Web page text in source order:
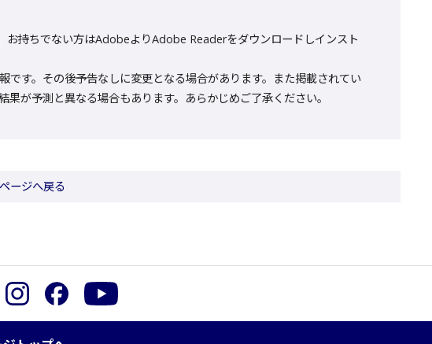
持ちでない方はAdobeよりAdobe Readerをダウンロードしインスト
す。その後予告なしに変更となる場合があります。また掲載されてい
が予測と異なる場合もあります。あらかじめご了承ください。
ージへ戻る
InstagramFacebook